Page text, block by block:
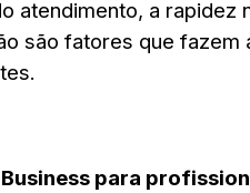
atendimento, a rapidez
são fatores que fazem
para